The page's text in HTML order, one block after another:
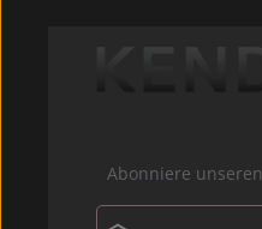
Abonniere
E-Mail-Adresse*